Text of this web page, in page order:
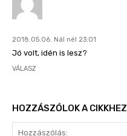
2018.05.06. Nál nél 23:01
Jó volt, idén is lesz?
VÁLASZ
HOZZÁSZÓLOK A CIKKHEZ